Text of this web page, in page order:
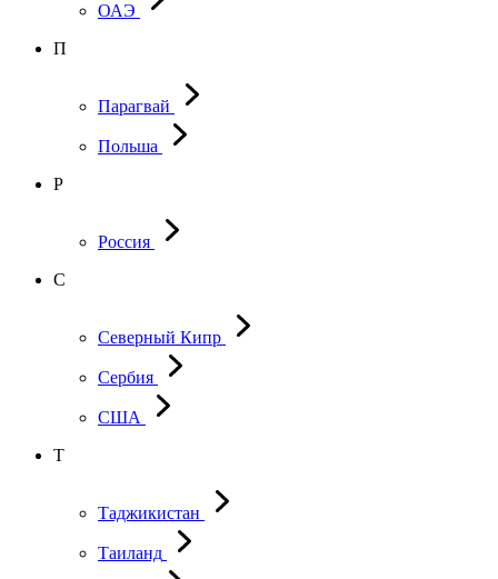
ОАЭ
П
Парагвай
Польша
Р
Россия
С
Северный Кипр
Сербия
США
Т
Таджикистан
Таиланд